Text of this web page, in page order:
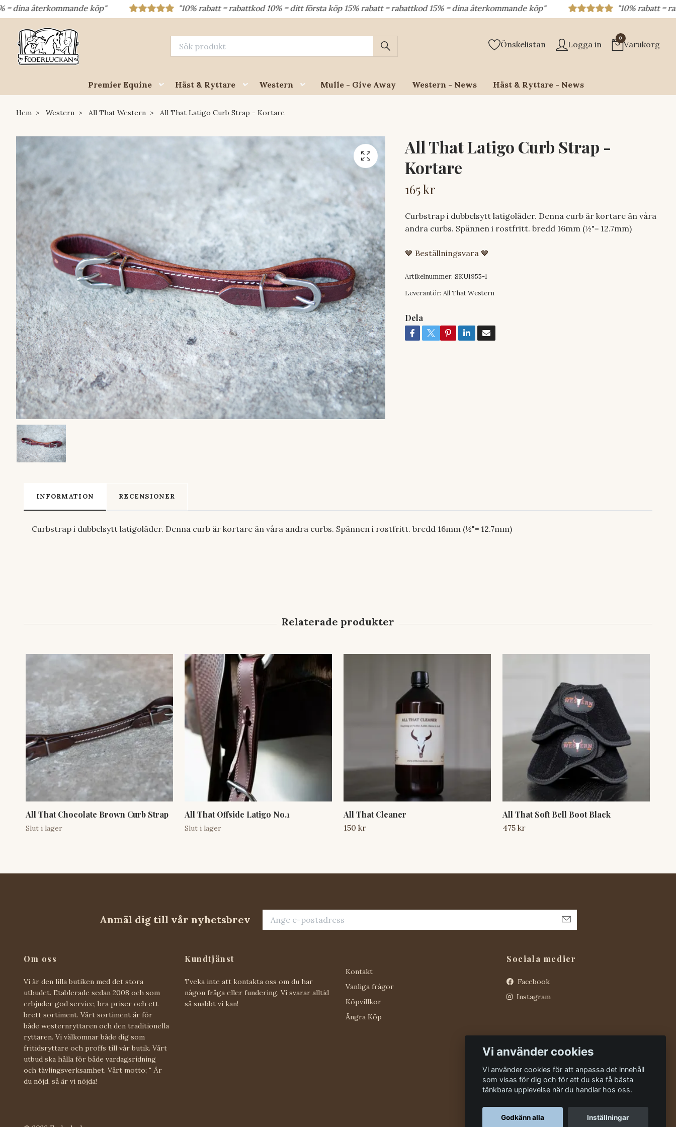
köp" "10% rabatt = rabattkod 10% = ditt första köp 15% rabatt = rabattkod 15% = dina återkommande köp" "10% rabatt = rabattkod
Önskelistan Logga in
0
Varukorg
Premier Equine Häst & Ryttare Western Mulle - Give Away Western - News Häst & Ryttare - News
Hem Western All That Western All That Latigo Curb Strap - Kortare
All That Latigo Curb Strap -
Kortare
165 kr
Curbstrap i dubbelsytt latigoläder. Denna curb är kortare än våra
andra curbs. Spännen i rostfritt. bredd 16mm (½"= 12.7mm)
💙 Beställningsvara 💙
Artikelnummer: SKU1955-1
Leverantör: All That Western
Dela
INFORMATION RECENSIONER
Curbstrap i dubbelsytt latigoläder. Denna curb är kortare än våra andra curbs. Spännen i rostfritt. bredd 16mm (½"= 12.7mm)
All That Chocolate Brown Curb Strap
Slut i lager
All That Offside Latigo No.1
Slut i lager
All That Cleaner
150 kr
All That Soft Bell Boot Black
475 kr
Anmäl dig till vår nyhetsbrev
Om oss
Vi är den lilla butiken med det stora
utbudet. Etablerade sedan 2008 och som
erbjuder god service, bra priser och ett
brett sortiment. Vårt sortiment är för
både westernryttaren och den traditionella
ryttaren. Vi välkomnar både dig som
fritidsryttare och proffs till vår butik. Vårt
utbud ska hålla för både vardagsridning
och tävlingsverksamhet. Vårt motto; " Är
du nöjd, så är vi nöjda!
Kundtjänst
Tveka inte att kontakta oss om du har
någon fråga eller fundering. Vi svarar alltid
så snabbt vi kan!
Kontakt
Vanliga frågor
Köpvillkor
Ångra Köp
Sociala medier
Facebook
Instagram
Vi använder cookies
Vi använder cookies för att anpassa det innehåll
som visas för dig och för att du ska få bästa
tänkbara upplevelse när du handlar hos oss.
Godkänn alla Inställningar